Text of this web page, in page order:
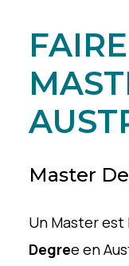
Master
Un Master est
Degree en